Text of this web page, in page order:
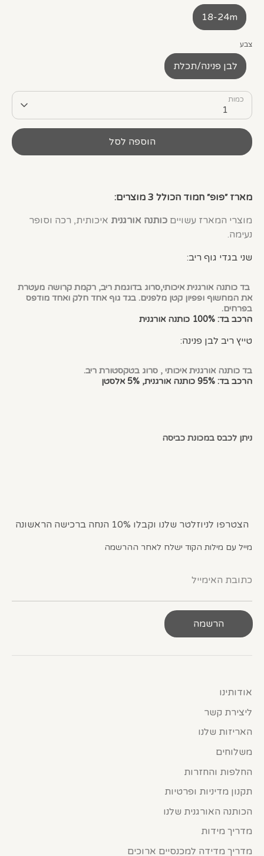
18-24m
צבע
לבן פנינה/תכלת
כמות
1
הוספה לסל
מארז ״פופ״ חמוד הכולל 3 מוצרים:
מוצרי המארז עשויים כותנה אורגנית איכותית, רכה וסופר
נעימה.
שני בגדי גוף ריב:
בד כותנה אורגנית איכותי,סרוג בדוגמת ריב, רקמת קרושה מעטרת
את המחשוף ופפיון קטן מלפנים. בגד גוף אחד חלק ואחד מודפס
בפרחים.
הרכב בד: 100% כותנה אורגנית
טייץ ריב לבן פנינה:
בד כותנה אורגנית איכותי , סרוג בטקסטורת ריב.
הרכב בד: 95% כותנה אורגנית, 5% אלסטן
ניתן לכבס במכונת כביסה
הצטרפו לניוזלטר שלנו וקבלו 10% הנחה ברכישה הראשונה
מייל עם מילות הקוד ישלח לאחר ההרשמה
כתובת האימייל
הרשמה
אודותינו
ליצירת קשר
האריזות שלנו
משלוחים
החלפות והחזרות
תקנון מדיניות ופרטיות
הכותנה האורגנית שלנו
מדריך מידות
מדריך מדידה למכנסיים ארוכים